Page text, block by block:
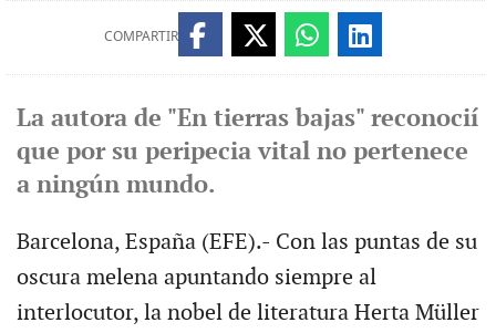
COMPARTIR
La autora de "En tierras bajas" reconocií
que por su peripecia vital no pertenece
a ningún mundo.
Barcelona, España (EFE).- Con las puntas de su
oscura melena apuntando siempre al
interlocutor, la nobel de literatura Herta Müller